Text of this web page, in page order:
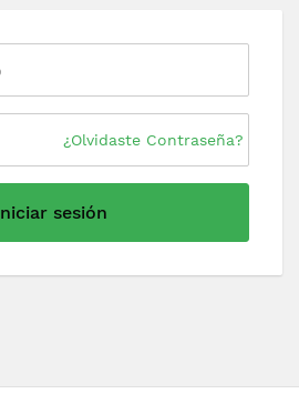
¿Olvidaste Contraseña?
sesión